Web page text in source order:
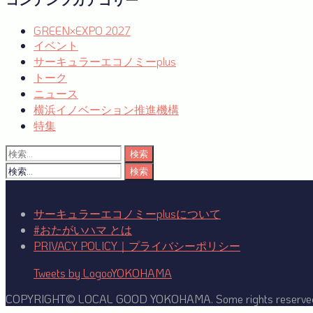
GREEN×EXPO 2027
イベント
サーキュラーエコノミーplus
トーク
ニュース
横浜イノベーション推進機構
特集
検
索:
検
サーキュラーエコノミーplusについて
#おたがいハマ とは
PRIVACY POLICY｜プライバシーポリシー
Tweets by LogooYOKOHAMA
COPYRIGHT© LOCAL GOOD YOKOHAMA. Some rights